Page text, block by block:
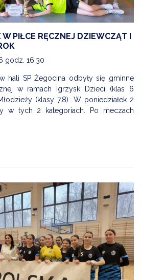
W PIŁCE RĘCZNEJ DZIEWCZĄT I
godz. 16:30
hali SP Żegocina odbyły się gminne
w ramach Igrzysk Dzieci (klas 6
(klasy 7,8). W poniedziałek 2
w tych 2 kategoriach. Po meczach